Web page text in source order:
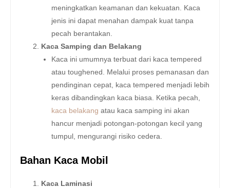
meningkatkan keamanan dan kekuatan. Kaca
jenis ini dapat menahan dampak kuat tanpa
pecah berantakan.
Kaca Samping dan Belakang
Kaca ini umumnya terbuat dari kaca tempered
atau toughened. Melalui proses pemanasan dan
pendinginan cepat, kaca tempered menjadi lebih
keras dibandingkan kaca biasa. Ketika pecah,
kaca belakang atau kaca samping ini akan
hancur menjadi potongan-potongan kecil yang
tumpul, mengurangi risiko cedera.
Bahan Kaca Mobil
Kaca Laminasi